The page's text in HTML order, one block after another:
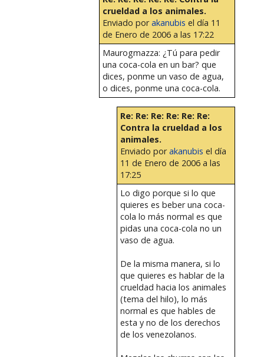
crueldad a los animales.
Enviado porakanubis el día 11
de Enero de 2006 a las 17:22
Maurogmazza: ¿Tú para pedir
una coca-cola en un bar? que
dices, ponme un vaso de agua,
o dices, ponme una coca-cola.
Re: Re: Re: Re: Re: Re:
Contra la crueldad a los
animales.
Enviado porakanubis el día
11 de Enero de 2006 a las
17:25
Lo digo porque si lo que
quieres es beber una coca-
cola lo más normal es que
pidas una coca-cola no un
vaso de agua.
De la misma manera, si lo
que quieres es hablar de la
crueldad hacia los animales
(tema del hilo), lo más
normal es que hables de
esta y no de los derechos
de los venezolanos.